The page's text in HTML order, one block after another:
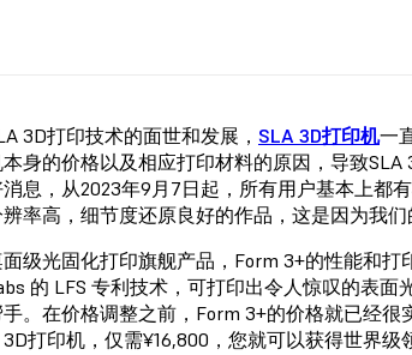
3D打印技术的面世和发展， SLA 3D打印机一
身的价格以及相应打印材料的原因，导致
息，从2023年9月7日起，所有用户基本上都
率高，细节度还原良好的作品，这是因为我们
级光固化打印旗舰产品，Form 3+的性能和
的 LFS 专利技术，可打印出令人惊叹的表
。在价格调整之前，Form 3+的价格就已经
3D打印机，仅需¥16,800，您就可以获得世界级